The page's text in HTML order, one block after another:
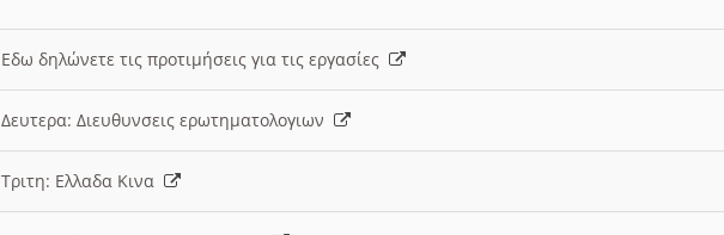
Εδω δηλώνετε τις προτιμήσεις για τις εργασίες
Δευτερα: Διευθυνσεις ερωτηματολογιων
Τριτη: Ελλαδα Κινα